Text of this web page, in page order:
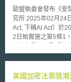
不會對登錄的著作物
很難被避免，而這次
登錄、錯誤登錄著作物的權力。 三係若是出
於調查需求複製著作
）」
歐盟執委會發布《受禁止人工智
究所 2025年02月24日 歐盟繼《人工智慧法》[1]（Artificial Intelligence
Act, 下稱AI Act）於
2日始實施之第5條1
引》[2]。 壹、事件摘要 歐盟AI Act於2024年8月1日正式生效，為歐盟人工
可接受風險（Unacceptable risk） 2. 高風險（
美國加密法案隨